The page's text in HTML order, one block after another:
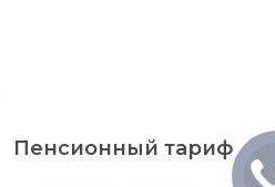
Пенсионный тариф